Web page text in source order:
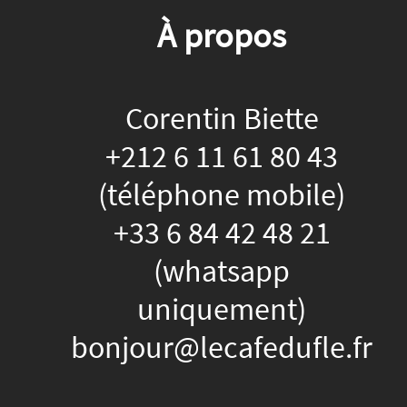
À propos
Corentin Biette
+212 6 11 61 80 43
(téléphone mobile)
+33 6 84 42 48 21
(whatsapp
uniquement)
bonjour@lecafedufle.fr